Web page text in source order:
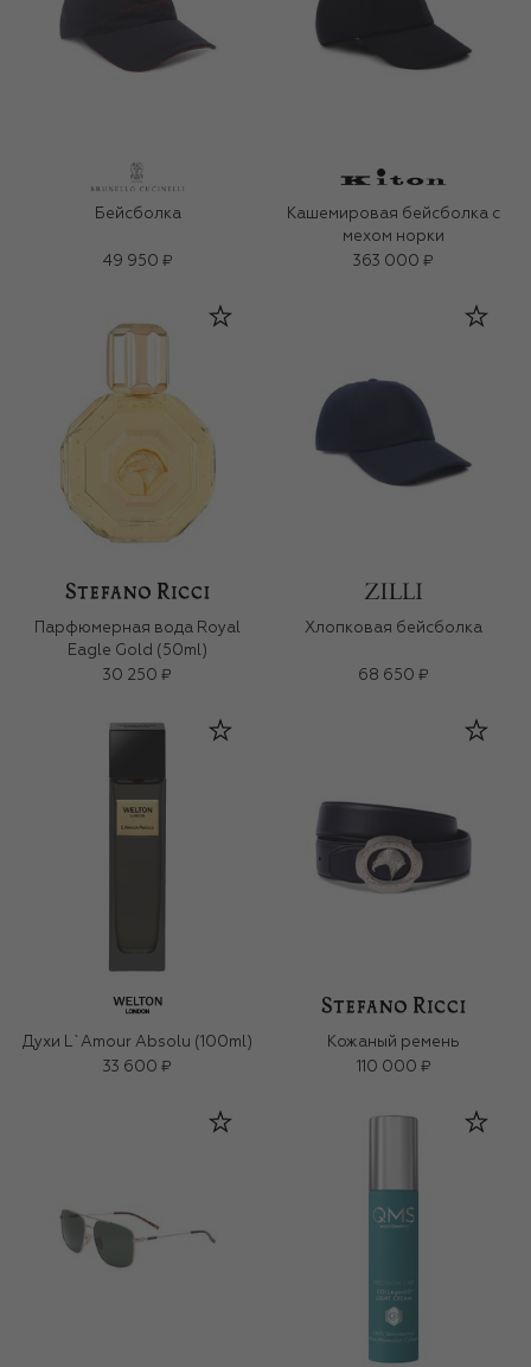
Бейсболка
49 950 ₽
Кашемировая бейсболка с
мехом норки
363 000 ₽
Парфюмерная вода Royal
Eagle Gold (50ml)
30 250 ₽
Хлопковая бейсболка
68 650 ₽
Духи L`Amour Absolu (100ml)
33 600 ₽
Кожаный ремень
110 000 ₽